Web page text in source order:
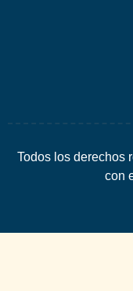
Todos los derechos
con